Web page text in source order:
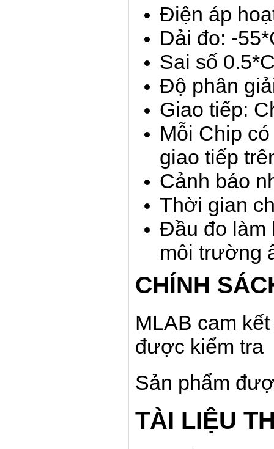
Điện áp
Dải đo: -
Sai số
Độ phân
Giao tiếp:
Mỗi Chip
giao tiếp
Cảnh báo
Thời gian
Đầu đo làm
môi trường
CHÍNH
MLAB cam
được kiểm tra
Sản phẩm
TÀI LIỆU